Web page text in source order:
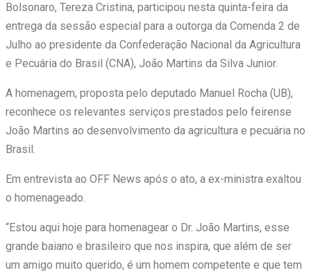
Bolsonaro, Tereza Cristina, participou nesta quinta-feira da
entrega da sessão especial para a outorga da Comenda 2 de
Julho ao presidente da Confederação Nacional da Agricultura
e Pecuária do Brasil (CNA), João Martins da Silva Junior.
A homenagem, proposta pelo deputado Manuel Rocha (UB),
reconhece os relevantes serviços prestados pelo feirense
João Martins ao desenvolvimento da agricultura e pecuária no
Brasil.
Em entrevista ao OFF News após o ato, a ex-ministra exaltou
o homenageado.
“Estou aqui hoje para homenagear o Dr. João Martins, esse
grande baiano e brasileiro que nos inspira, que além de ser
um amigo muito querido, é um homem competente e que tem